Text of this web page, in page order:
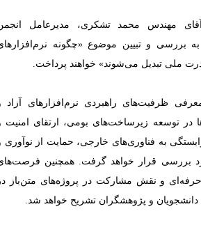
مهندس محمد تشکری، مدیرعامل انجمن
به بررسی و تبیین موضوع «چگونه نرم‌افزارهای
ملی تبدیل می‌شوند» خواهند پرداخت.
ظرفیت‌های راهبردی نرم‌افزارهای آزاد و
توسعه زیرساخت‌های بومی، ارتقای امنیت و
به فناوری‌های خارجی، حمایت از نوآوری و
بررسی قرار خواهد گرفت. همچنین فرصت‌های
و نقش مشارکت در پروژه‌های متن‌باز در
و پژوهشگران تشریح خواهد شد.